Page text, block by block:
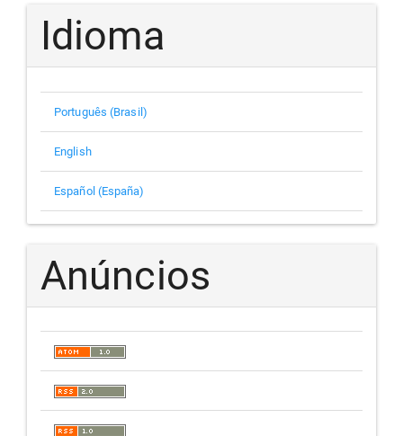
Idioma
Português (Brasil)
English
Español (España)
Anúncios